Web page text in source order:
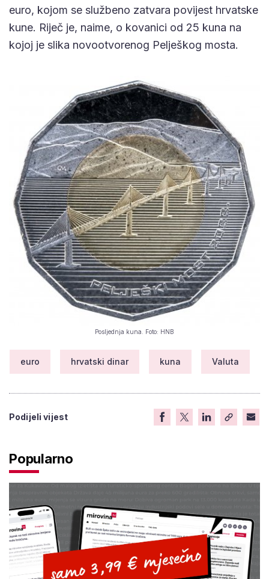
euro, kojom se službeno zatvara povijest hrvatske
kune. Riječ je, naime, o kovanici od 25 kuna na
kojoj je slika novootvorenog Pelješkog mosta.
Posljednja kuna. Foto: HNB
euro hrvatski dinar kuna Valuta
Podijeli vijest
Popularno